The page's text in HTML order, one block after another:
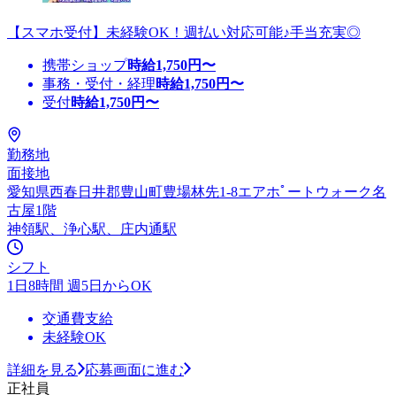
【スマホ受付】未経験OK！週払い対応可能♪手当充実◎
携帯ショップ時給1,750円〜
事務・受付・経理時給1,750円〜
受付時給1,750円〜
勤務地
面接地
愛知県西春日井郡豊山町豊場林先1-8エアホﾟートウォーク名
古屋1階
神領駅、浄心駅、庄内通駅
シフト
1日8時間 週5日からOK
交通費支給
未経験OK
詳細を見る
応募画面に進む
正社員